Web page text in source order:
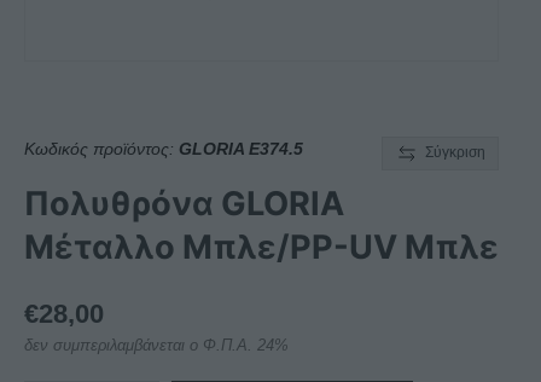
Κωδικός προϊόντος: GLORIA E374.5 Σύγκριση
Πολυθρόνα GLORIA
Μέταλλο Μπλε/PP-UV Μπλε
€28,00
δεν συμπεριλαμβάνεται ο Φ.Π.Α. 24%